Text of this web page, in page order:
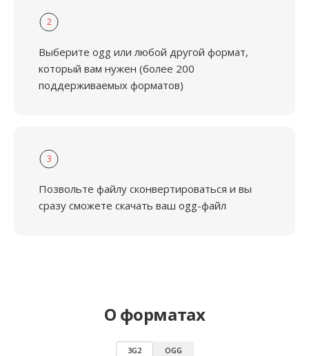
2
Выберите ogg или любой другой формат,
который вам нужен (более 200
поддерживаемых форматов)
3
Позвольте файлу сконвертироваться и вы
сразу сможете скачать ваш ogg-файл
О форматах
3G2 OGG